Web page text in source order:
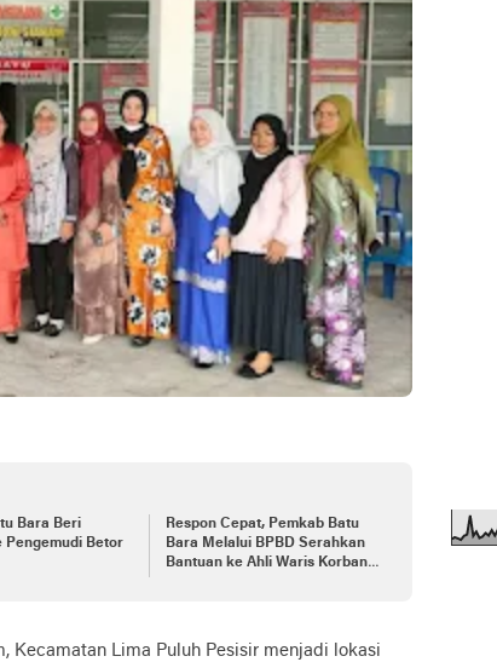
Bara Beri
Pengemudi Betor
Respon Cepat, Pemkab Batu
Bara Melalui BPBD Serahkan
Bantuan ke Ahli Waris Korban
Kecamatan Lima Puluh Pesisir menjadi lokasi